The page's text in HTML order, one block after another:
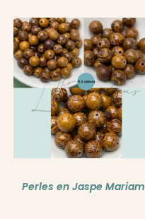
Perles en Jaspe Mariam